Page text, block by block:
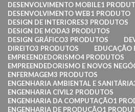
DESENVOLVIMENTO MOBILE1
DESENVOLVIMENTO WEB1 PRODUTO
DESIGN DE INTERIORES3 PRODUTOS
DESIGN DE MODA3 PRODUTOS
DESIGN GRÁFICO3 PRODUTOS
DIREITO3 PRODUTOS EDUCAÇÃO
EMPREENDEDORISMO4 PRODUTOS
EMPREENDEDORISMO E NOVOS
ENFERMAGEM3 PRODUTOS
ENGENHARIA AMBIENTAL E SANITÁRIA
ENGENHARIA CIVIL2 PRODUTOS
ENGENHARIA DA COMPUTAÇÃO1
ENGENHARIA DE PRODUÇÃO1